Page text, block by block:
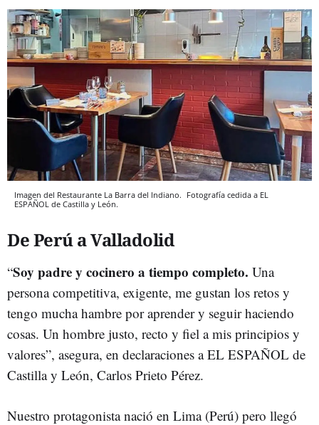
Imagen del Restaurante La Barra del Indiano. Fotografía cedida a EL
ESPAÑOL de Castilla y León.
De Perú a Valladolid
“Soy padre y cocinero a tiempo completo. Una
persona competitiva, exigente, me gustan los retos y
tengo mucha hambre por aprender y seguir haciendo
cosas. Un hombre justo, recto y fiel a mis principios y
valores”, asegura, en declaraciones a EL ESPAÑOL de
Castilla y León, Carlos Prieto Pérez.
Nuestro protagonista nació en Lima (Perú) pero llegó